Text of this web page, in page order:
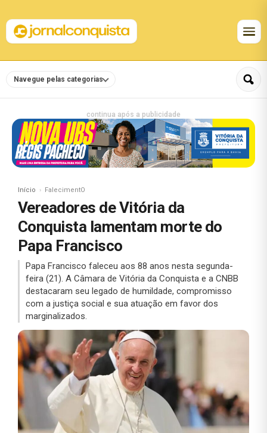
Navegue pelas categorias
continua após a publicidade
Início FalecimentO
Vereadores de Vitória da
Conquista lamentam morte do
Papa Francisco
Papa Francisco faleceu aos 88 anos nesta segunda-
feira (21). A Câmara de Vitória da Conquista e a CNBB
destacaram seu legado de humildade, compromisso
com a justiça social e sua atuação em favor dos
marginalizados.